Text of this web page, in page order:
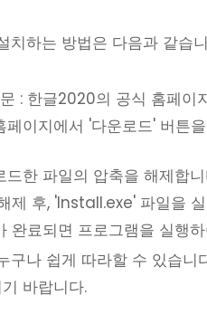
치하는 방법은 다음과 같습
: 한글2020의 공식 홈페이
페이지에서 '다운로드' 버튼
드한 파일의 압축을 해제합
제 후, 'Install.exe' 파일을
완료되면 프로그램을 실행
구나 쉽게 따라할 수 있습니
바랍니다.